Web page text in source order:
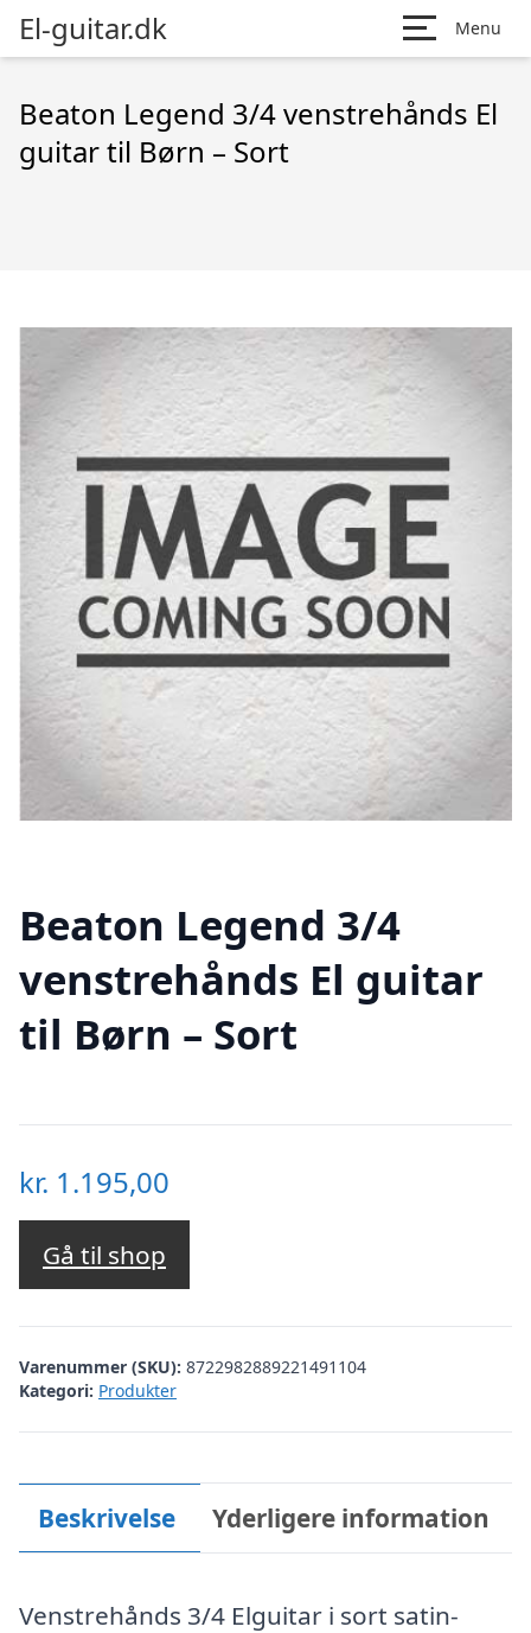
El-guitar.dk Menu
Beaton Legend 3/4 venstrehånds El
guitar til Børn – Sort
Beaton Legend 3/4
venstrehånds El guitar
til Børn – Sort
kr. 1.195,00
Gå til shop
Varenummer (SKU): 8722982889221491104
Kategori: Produkter
Beskrivelse Yderligere information
Venstrehånds 3/4 Elguitar i sort satin-